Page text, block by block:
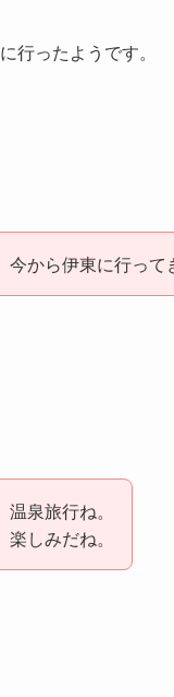
行ったようです。
今から伊東に行って
温泉旅行ね。
楽しみだね。